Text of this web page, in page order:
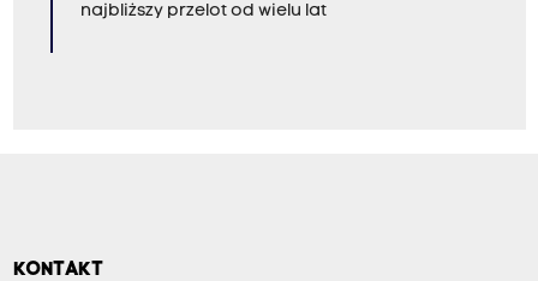
najbliższy przelot od wielu lat
KONTAKT